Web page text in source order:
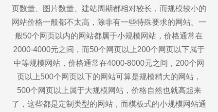
页数量、图片数量、建站周期都相对较长，而规模较小的
网站价格一般都不太高，除非有一些特殊要求的网站。一
般50个网页以内的网站都属于小规模网站，价格通常在
2000-4000元之间，而50个网页以上200个网页以下属于
中等规模网站，价格通常在4000-8000元之间，200个网
页以上500个网页以下的网站可算是规模稍大的网站，
500个网页以上属于大规模网站，价格自然也就高起来
了，这些都是定制类型的网站，而模板式的小规模网站通